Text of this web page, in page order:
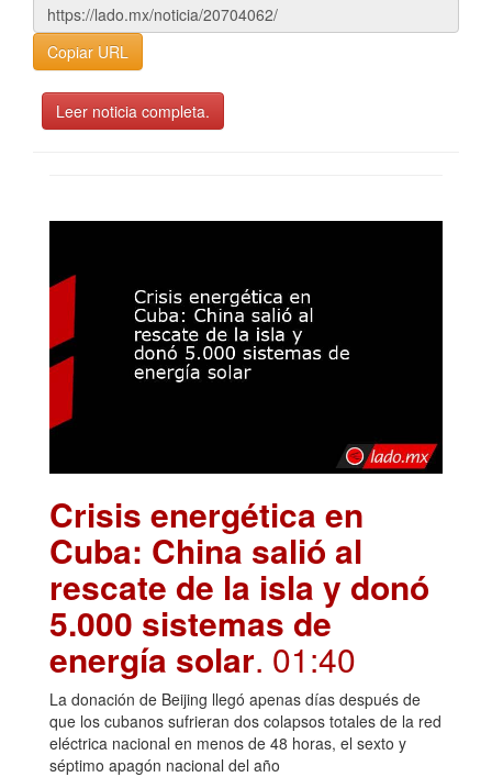
Copiar URL
Leer noticia completa.
Crisis energética en
Cuba: China salió al
rescate de la isla y donó
5.000 sistemas de
energía solar. 01:40
La donación de Beijing llegó apenas días después de
que los cubanos sufrieran dos colapsos totales de la red
eléctrica nacional en menos de 48 horas, el sexto y
séptimo apagón nacional del año